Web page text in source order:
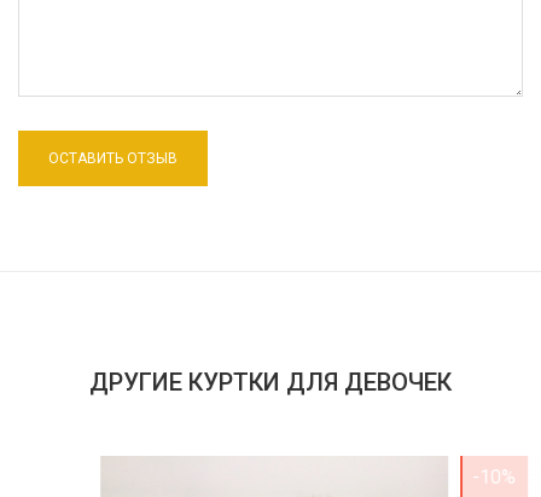
ДРУГИЕ КУРТКИ ДЛЯ ДЕВОЧЕК
-10%